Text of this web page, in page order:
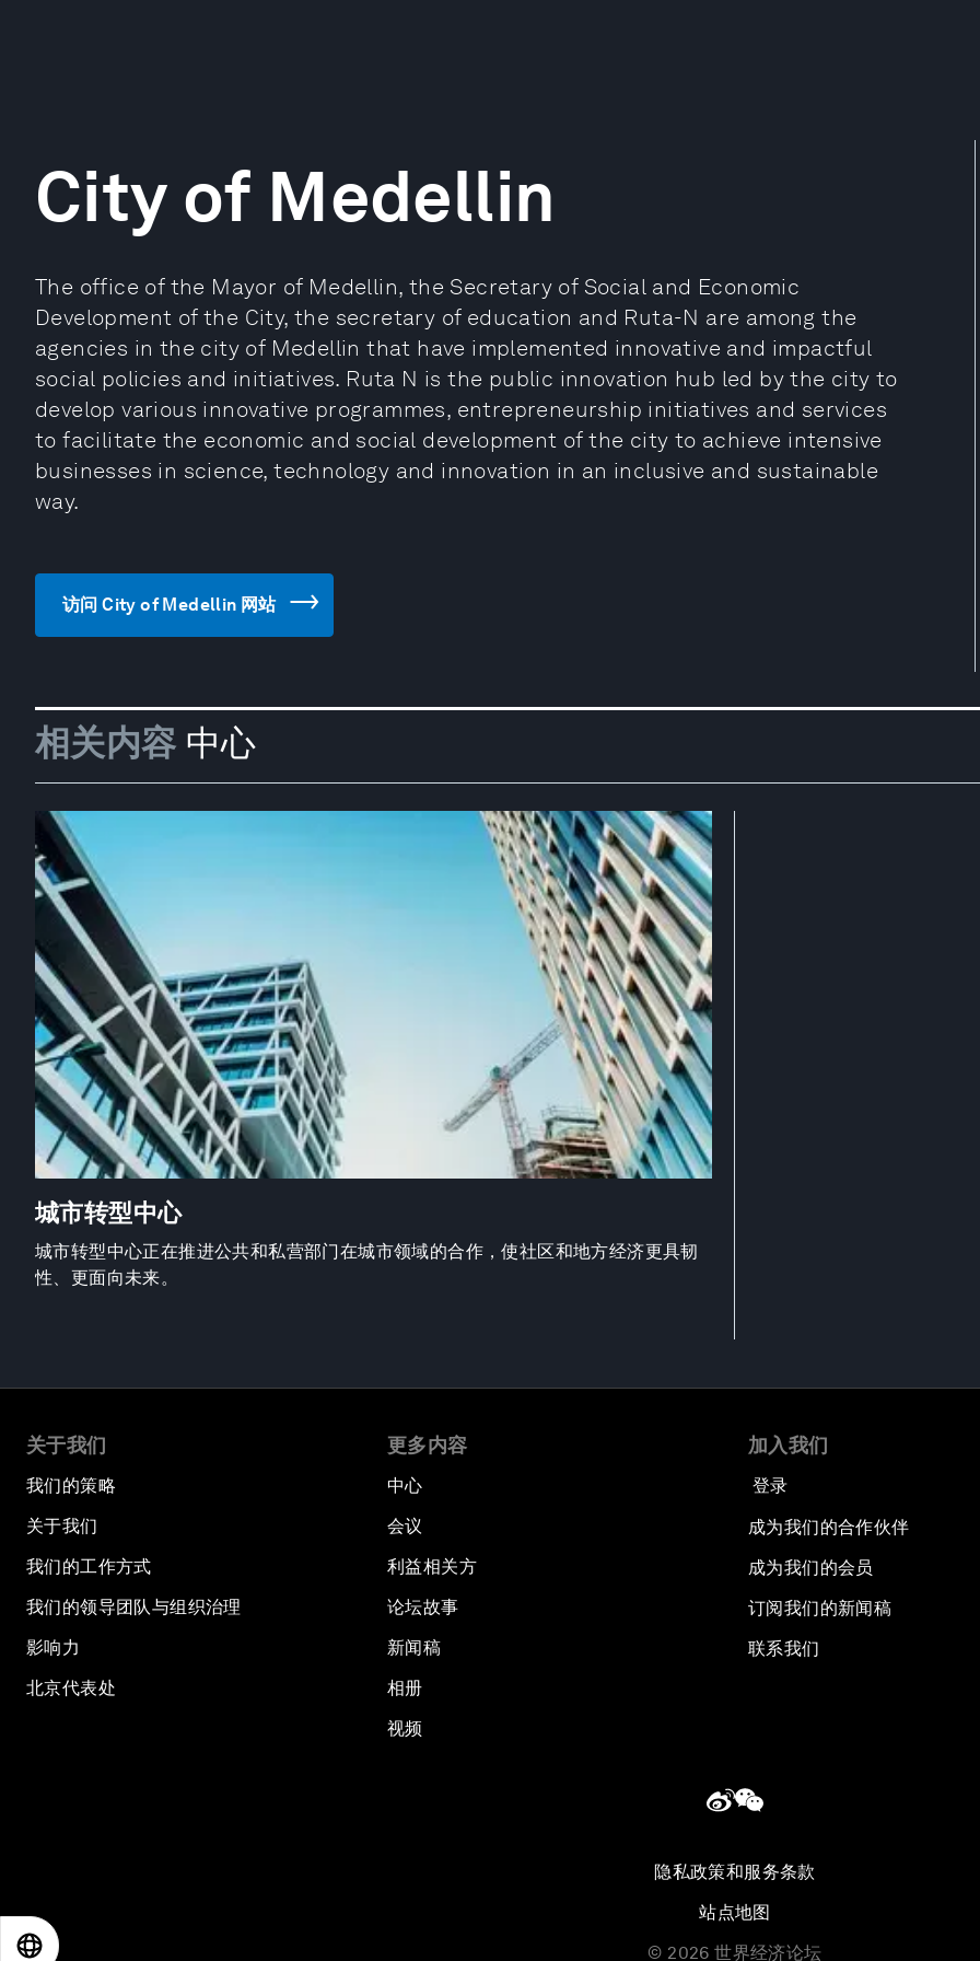
City of Medellin
The office of the Mayor of Medellin, the Secretary of Social and Economic
Development of the City, the secretary of education and Ruta-N are among the
agencies in the city of Medellin that have implemented innovative and impactful
social policies and initiatives. Ruta N is the public innovation hub led by the city to
develop various innovative programmes, entrepreneurship initiatives and services
to facilitate the economic and social development of the city to achieve intensive
businesses in science, technology and innovation in an inclusive and sustainable
way.
访问 City of Medellin 网站
相关内容 中心
城市转型中心
城市转型中心正在推进公共和私营部门在城市领域的合作，使社区和地方经济更具韧
性、更面向未来。
关于我们
我们的策略
关于我们
我们的工作方式
我们的领导团队与组织治理
影响力
北京代表处
更多内容
中心
会议
利益相关方
论坛故事
新闻稿
相册
视频
加入我们
登录
成为我们的合作伙伴
成为我们的会员
订阅我们的新闻稿
联系我们
隐私政策和服务条款
站点地图
© 2026 世界经济论坛